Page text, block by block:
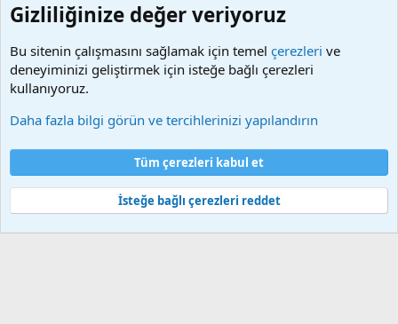
kaldırılacaktır. Sitemizde Bulunan Videolar YouTube,
alınmaktadır. Telif hakları sorumluluğu bu sitelere aittir.
Videoların hiç biri sunucularımızda bulunmamaktadır.
Şartlar ve kurallar Gizlilik politikası
Ana sayfa
Community platform by XenForo® © 2010-2025 XenForo Ltd.
Bu forum XenGenTr © 2014 - 2026 ürünleri ile desteklenmektedir
Gizliliğinize değer veriyoruz
Bu sitenin çalışmasını sağlamak için temel çerezleri ve
deneyiminizi geliştirmek için isteğe bağlı çerezleri
kullanıyoruz.
Daha fazla bilgi görün ve tercihlerinizi yapılandırın
Tüm çerezleri kabul et
İsteğe bağlı çerezleri reddet